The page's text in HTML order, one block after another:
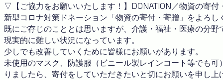
▽【ご協力をお願いいたします！】DONATION／物資の寄付
新型コロナ対策ドネーション「物資の寄付・寄贈」をよろし
既にご存じのこととは思いますが、介護・福祉・医療の分
現実的に難しい状況になっています。
少しでも改善していくために皆様にお願いがあります。
未使用のマスク、防護服（ビニール製レインコート等でも
りましたら、寄付をしていただきたいと切にお願いを申し上